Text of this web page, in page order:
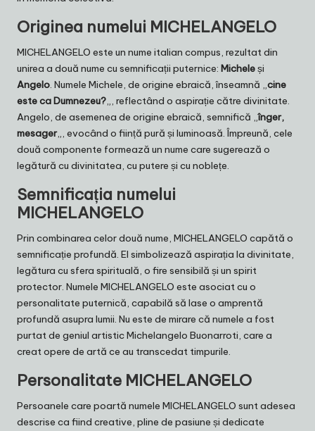
Originea numelui MICHELANGELO
MICHELANGELO este un nume italian compus, rezultat din
unirea a două nume cu semnificații puternice: Micheleși
Angelo. Numele Michele, de origine ebraică, înseamnă „cine
este ca Dumnezeu?„, reflectând o aspirație către divinitate.
Angelo, de asemenea de origine ebraică, semnifică „înger,
mesager„, evocând o ființă pură și luminoasă. Împreună, cele
două componente formează un nume care sugerează o
legătură cu divinitatea, cu putere și cu noblețe.
Semnificația numelui
MICHELANGELO
Prin combinarea celor două nume, MICHELANGELO capătă o
semnificație profundă. El simbolizează aspirația la divinitate,
legătura cu sfera spirituală, o fire sensibilă și un spirit
protector. Numele MICHELANGELO este asociat cu o
personalitate puternică, capabilă să lase o amprentă
profundă asupra lumii. Nu este de mirare că numele a fost
purtat de geniul artistic Michelangelo Buonarroti, care a
creat opere de artă ce au transcedat timpurile.
Personalitate MICHELANGELO
Persoanele care poartă numele MICHELANGELO sunt adesea
descrise ca fiind creative, pline de pasiune și dedicate